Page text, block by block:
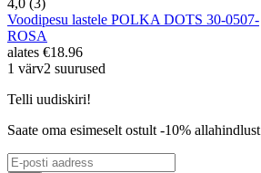
4,0 (3)
Voodipesu lastele POLKA DOTS 30-0507-
ROSA
alates €18.96
1 värv2 suurused
Telli uudiskiri!
Saate oma esimeselt ostult -10% allahindlust